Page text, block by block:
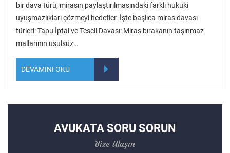
bir dava türü, mirasın paylaştırılmasındaki farklı hukuki
uyuşmazlıkları çözmeyi hedefler. İşte başlıca miras davası
türleri: Tapu İptal ve Tescil Davası: Miras bırakanın taşınmaz
mallarının usulsüz…
DEVAMINI OKU
AVUKATA SORU SORUN
Bize Ulaşın